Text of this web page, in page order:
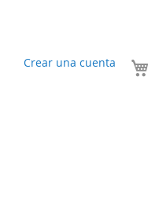
Crear una cuenta